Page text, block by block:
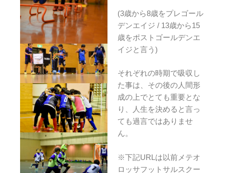
(3歳から8歳をプレゴール
デンエイジ / 13歳から15
歳をポストゴールデンエ
イジと言う)
それぞれの時期で吸収し
た事は、その後の人間形
成の上でとても重要とな
り、人生を決めると言っ
ても過言ではありませ
ん。
※下記URLは以前メテオ
ロッサフットサルスクー